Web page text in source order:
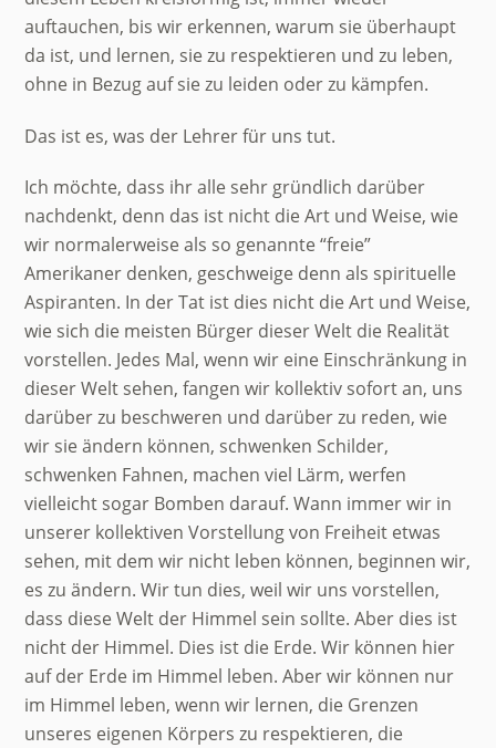
auftauchen, bis wir erkennen, warum sie überhaupt
da ist, und lernen, sie zu respektieren und zu leben,
ohne in Bezug auf sie zu leiden oder zu kämpfen.
Das ist es, was der Lehrer für uns tut.
Ich möchte, dass ihr alle sehr gründlich darüber
nachdenkt, denn das ist nicht die Art und Weise, wie
wir normalerweise als so genannte “freie”
Amerikaner denken, geschweige denn als spirituelle
Aspiranten. In der Tat ist dies nicht die Art und Weise,
wie sich die meisten Bürger dieser Welt die Realität
vorstellen. Jedes Mal, wenn wir eine Einschränkung in
dieser Welt sehen, fangen wir kollektiv sofort an, uns
darüber zu beschweren und darüber zu reden, wie
wir sie ändern können, schwenken Schilder,
schwenken Fahnen, machen viel Lärm, werfen
vielleicht sogar Bomben darauf. Wann immer wir in
unserer kollektiven Vorstellung von Freiheit etwas
sehen, mit dem wir nicht leben können, beginnen wir,
es zu ändern. Wir tun dies, weil wir uns vorstellen,
dass diese Welt der Himmel sein sollte. Aber dies ist
nicht der Himmel. Dies ist die Erde. Wir können hier
auf der Erde im Himmel leben. Aber wir können nur
im Himmel leben, wenn wir lernen, die Grenzen
unseres eigenen Körpers zu respektieren, die